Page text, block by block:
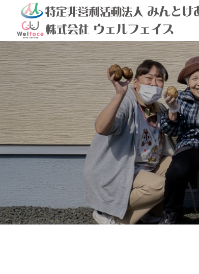
秋のドライブ
高齢者等共同住宅 みんとの里
